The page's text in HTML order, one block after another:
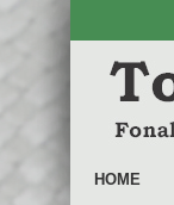
HOME